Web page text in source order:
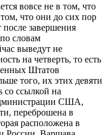
вовсе не в том, что
что они до сих пор
завершения
словам
выведут не
на четверть, то есть
Штатов
того, их этих девяти
со ссылкой на
США,
переброшена в
расположена в